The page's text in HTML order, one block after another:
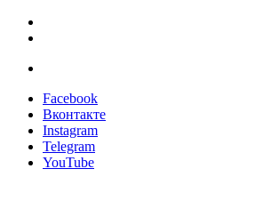
Facebook
Вконтакте
Instagram
Telegram
YouTube